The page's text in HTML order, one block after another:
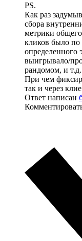
PS.
Как раз
сбора
метрики
кликов было по
определенного
выигрывало/
рандомом, и т.д.
При чем
так и через
Ответ написан